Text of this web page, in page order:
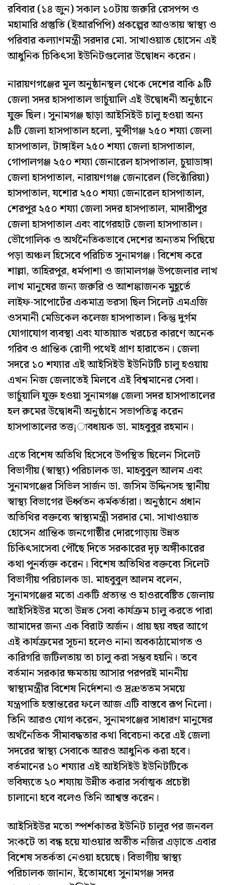
রবিবার (১৪ জুন) সকাল ১০টায় জরুরি রেসপন্স ও
মহামারি প্রস্তুতি (ইআরপিপি) প্রকল্পের আওতায় স্বাস্থ্য ও
পরিবার কল্যাণমন্ত্রী সরদার মো. সাখাওয়াত হোসেন এই
আধুনিক চিকিৎসা ইউনিটগুলোর উদ্বোধন করেন।
নারায়ণগঞ্জের মূল অনুষ্ঠানস্থল থেকে দেশের বাকি ৯টি
জেলা সদর হাসপাতাল ভার্চুয়ালি এই উদ্বোধনী অনুষ্ঠানে
যুক্ত ছিল। সুনামগঞ্জ ছাড়া আইসিইউ চালু হওয়া অন্য
৯টি জেলা হাসপাতাল হলো, মুন্সীগঞ্জ ২৫০ শয্যা জেলা
হাসপাতাল, টাঙ্গাইল ২৫০ শয্যা জেলা হাসপাতাল,
গোপালগঞ্জ ২৫০ শয্যা জেনারেল হাসপাতাল, চুয়াডাঙ্গা
জেলা হাসপাতাল, নারায়ণগঞ্জ জেনারেল (ভিক্টোরিয়া)
হাসপাতাল, যশোর ২৫০ শয্যা জেনারেল হাসপাতাল,
শেরপুর ২৫০ শয্যা জেলা সদর হাসপাতাল, মাদারীপুর
জেলা হাসপাতাল এবং বাগেরহাট জেলা হাসপাতাল।
ভৌগোলিক ও অর্থনৈতিকভাবে দেশের অন্যতম পিছিয়ে
পড়া অঞ্চল হিসেবে পরিচিত সুনামগঞ্জ। বিশেষ করে
শাল্লা, তাহিরপুর, ধর্মপাশা ও জামালগঞ্জ উপজেলার লাখ
লাখ মানুষের জন্য জরুরি ও আশঙ্কাজনক মুহূর্তে
লাইফ-সাপোর্টের একমাত্র ভরসা ছিল সিলেট এমএজি
ওসমানী মেডিকেল কলেজ হাসপাতাল। কিন্তু দুর্গম
যোগাযোগ ব্যবস্থা এবং যাতায়াত খরচের কারণে অনেক
গরিব ও প্রান্তিক রোগী পথেই প্রাণ হারাতেন। জেলা
সদরে ১০ শয্যার এই আইসিইউ ইউনিটটি চালু হওয়ায়
এখন নিজ জেলাতেই মিলবে এই বিশ্বমানের সেবা।
ভার্চুয়ালি যুক্ত হওয়া সুনামগঞ্জ জেলা সদর হাসপাতালের
হল রুমের উদ্বোধনী অনুষ্ঠানে সভাপতিত্ব করেন
হাসপাতালের তত্ত¡াবধায়ক ডা. মাহবুবুর রহমান।
এতে বিশেষ অতিথি হিসেবে উপস্থিত ছিলেন সিলেট
বিভাগীয় (স্বাস্থ্য) পরিচালক ডা. মাহবুবুল আলম এবং
সুনামগঞ্জের সিভিল সার্জন ডা. জসিম উদ্দিনসহ স্থানীয়
স্বাস্থ্য বিভাগের ঊর্ধ্বতন কর্মকর্তারা। অনুষ্ঠানে প্রধান
অতিথির বক্তব্যে স্বাস্থ্যমন্ত্রী সরদার মো. সাখাওয়াত
হোসেন প্রান্তিক জনগোষ্ঠীর দোরগোড়ায় উন্নত
চিকিৎসাসেবা পৌঁছে দিতে সরকারের দৃঢ় অঙ্গীকারের
কথা পুনর্ব্যক্ত করেন। বিশেষ অতিথির বক্তব্যে সিলেট
বিভাগীয় পরিচালক ডা. মাহবুবুল আলম বলেন,
সুনামগঞ্জের মতো একটি প্রত্যন্ত ও হাওরবেষ্টিত জেলায়
আইসিইউর মতো উন্নত সেবা কার্যক্রম চালু করতে পারা
আমাদের জন্য এক বিরাট অর্জন। প্রায় ছয় বছর আগে
এই কার্যক্রমের সূচনা হলেও নানা অবকাঠামোগত ও
কারিগরি জটিলতায় তা চালু করা সম্ভব হয়নি। তবে
বর্তমান সরকার ক্ষমতায় আসার পরপরই মাননীয়
স্বাস্থ্যমন্ত্রীর বিশেষ নির্দেশনা ও দ্রæততম সময়ে
যন্ত্রপাতি হস্তান্তরের ফলে আজ এটি বাস্তবে রূপ নিলো।
তিনি আরও যোগ করেন, সুনামগঞ্জের সাধারণ মানুষের
অর্থনৈতিক সীমাবদ্ধতার কথা বিবেচনা করে এই জেলা
সদরের স্বাস্থ্য সেবাকে আরও আধুনিক করা হবে।
বর্তমানের ১০ শয্যার এই আইসিইউ ইউনিটটিকে
ভবিষ্যতে ২০ শয্যায় উন্নীত করার সর্বাত্মক প্রচেষ্টা
চালানো হবে বলেও তিনি আশ্বস্ত করেন।
আইসিইউর মতো স্পর্শকাতর ইউনিট চালুর পর জনবল
সংকটে তা বন্ধ হয়ে যাওয়ার অতীত নজির এড়াতে এবার
বিশেষ সতর্কতা নেওয়া হয়েছে। বিভাগীয় স্বাস্থ্য
পরিচালক জানান, ইতোমধ্যে সুনামগঞ্জ সদর